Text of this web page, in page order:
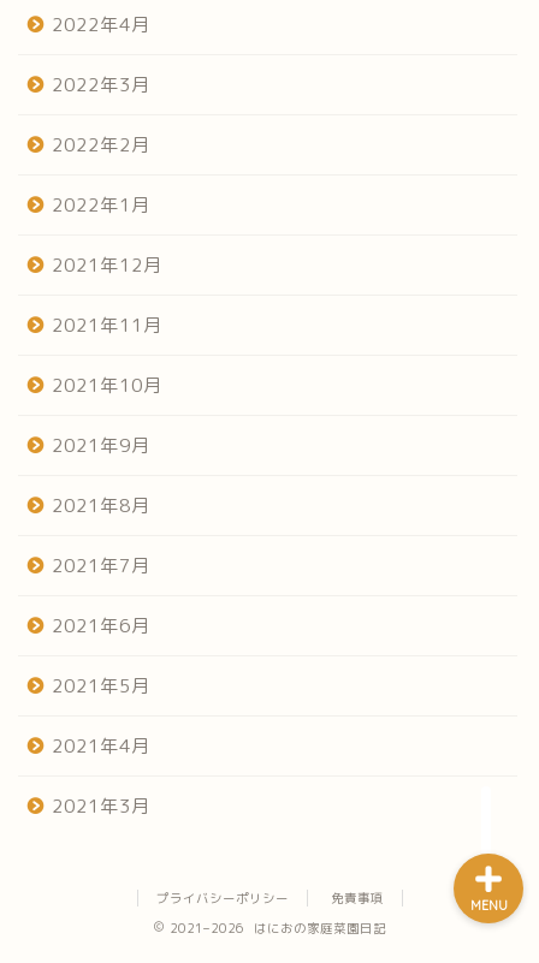
2022年4月
2022年3月
2022年2月
2022年1月
2021年12月
2021年11月
2021年10月
2021年9月
2021年8月
2021年7月
2021年6月
2021年5月
2021年4月
2021年3月
プライバシーポリシー
免責事項
2021–2026 はにおの家庭菜園日記
MENU